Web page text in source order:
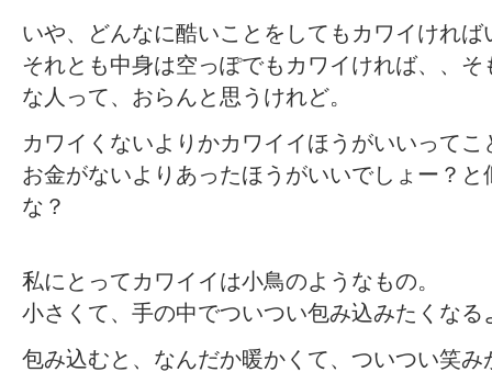
いや、どんなに酷いことをしてもカワイければ
それとも中身は空っぽでもカワイければ、、そ
な人って、おらんと思うけれど。
カワイくないよりかカワイイほうがいいってこ
お金がないよりあったほうがいいでしょー？と
な？
私にとってカワイイは小鳥のようなもの。
小さくて、手の中でついつい包み込みたくなる
包み込むと、なんだか暖かくて、ついつい笑み